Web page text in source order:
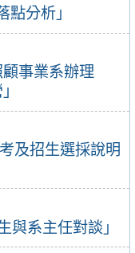
分析」
事業系辦理
及招生選採說明
與系主任對談」